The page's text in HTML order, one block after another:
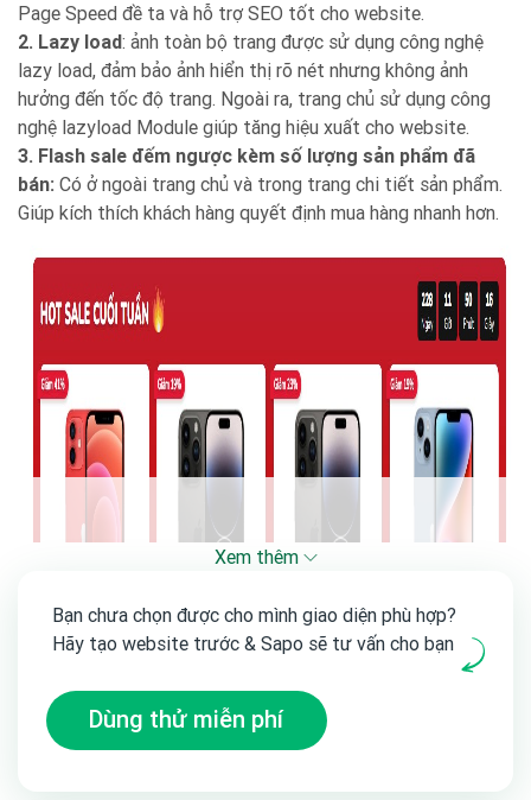
Page Speed đề ta và hỗ trợ SEO tốt cho website.
2. Lazy load: ảnh toàn bộ trang được sử dụng công nghệ
lazy load, đảm bảo ảnh hiển thị rõ nét nhưng không ảnh
hưởng đến tốc độ trang. Ngoài ra, trang chủ sử dụng công
nghệ lazyload Module giúp tăng hiệu xuất cho website.
3. Flash sale đếm ngược kèm số lượng sản phẩm đã
bán: Có ở ngoài trang chủ và trong trang chi tiết sản phẩm.
Giúp kích thích khách hàng quyết định mua hàng nhanh hơn.
Xem thêm
Bạn chưa chọn được cho mình giao diện phù hợp?
Hãy tạo website trước & Sapo sẽ tư vấn cho bạn
Dùng thử miễn phí